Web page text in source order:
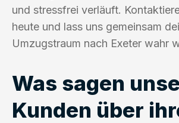
und stressfrei verläuft.
heute und lass uns gemeinsam
Umzugstraum nach Exeter wahr
Was sagen
Kunden über